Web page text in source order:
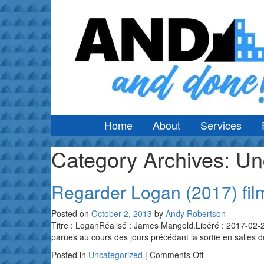
Home About Services
Category Archives:
Regarder Logan (2017)
Posted on October 2, 2013 by Andy Robertson
Titre : LoganRéalisé : James Mangold.Libéré : 2017-
parues au cours des jours précédant la sortie en salles
Posted in Uncategorized | Comments Offon